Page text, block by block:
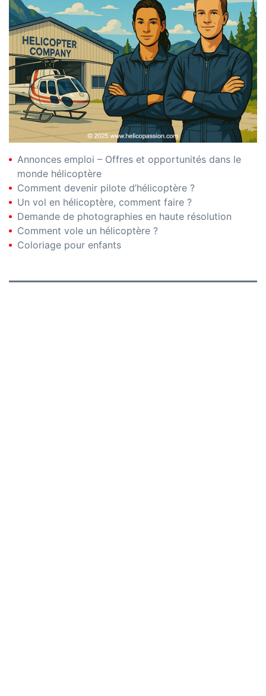
Annonces emploi – Offres et opportunités dans le
monde hélicoptère
Comment devenir pilote d’hélicoptère ?
Un vol en hélicoptère, comment faire ?
Demande de photographies en haute résolution
Comment vole un hélicoptère ?
Coloriage pour enfants